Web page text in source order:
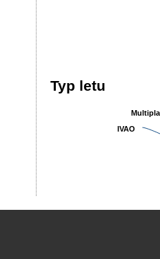
Typ letu
IVAO
IVAO